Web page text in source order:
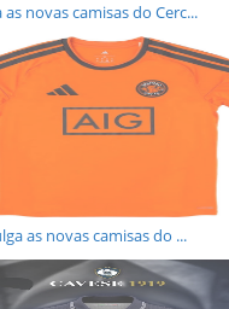
as novas camisas do Cerc...
as novas camisas do ...